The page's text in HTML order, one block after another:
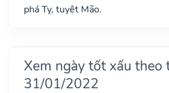
phá Tỵ, tuyệt Mão.
Xem ngày tốt xấu theo
31/01/2022